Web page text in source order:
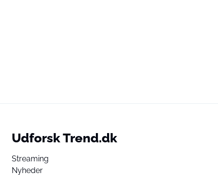
Udforsk Trend.dk
Streaming
Nyheder